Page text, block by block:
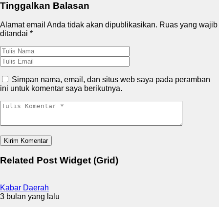
Tinggalkan Balasan
Alamat email Anda tidak akan dipublikasikan. Ruas yang wajib
ditandai *
Simpan nama, email, dan situs web saya pada peramban
ini untuk komentar saya berikutnya.
Related Post Widget (Grid)
Kabar Daerah
3 bulan yang lalu